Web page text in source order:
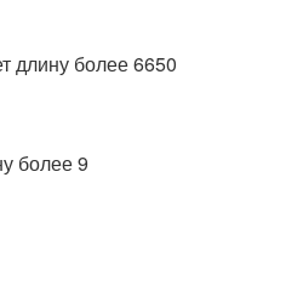
длину более 6650
более 9